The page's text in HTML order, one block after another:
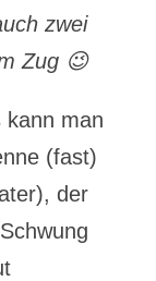
zwei
Zug 😉
kann man
(fast)
der